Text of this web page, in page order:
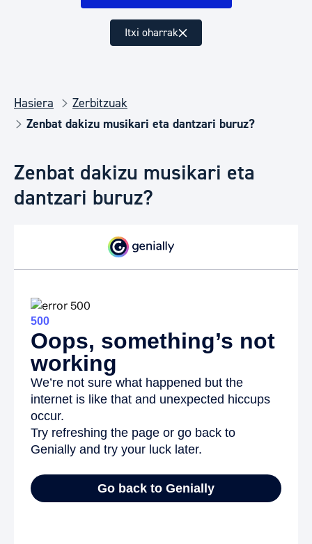
Itxi oharrak
Hasiera
Zerbitzuak
Zenbat dakizu musikari eta dantzari buruz?
Zenbat dakizu musikari eta
dantzari buruz?